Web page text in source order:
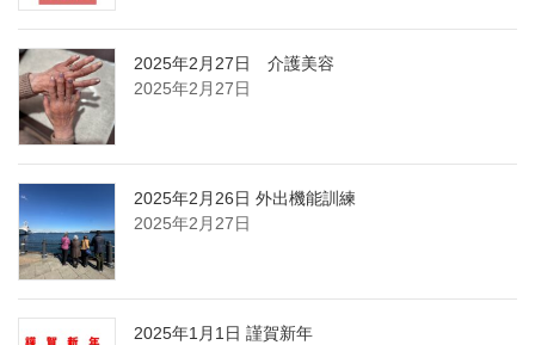
2025年2月27日 介護美容
2025年2月27日
2025年2月26日 外出機能訓練
2025年2月27日
2025年1月1日 謹賀新年